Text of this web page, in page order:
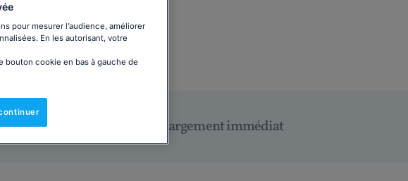
Téléchargement immédiat
pour mesurer l’audience, améliorer
En les autorisant, votre
bouton cookie en bas à gauche de